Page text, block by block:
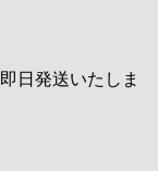
日発送いたしま